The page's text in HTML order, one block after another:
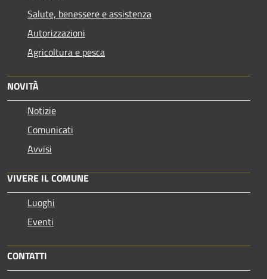
Salute, benessere e assistenza
Autorizzazioni
Agricoltura e pesca
NOVITÀ
Notizie
Comunicati
Avvisi
VIVERE IL COMUNE
Luoghi
Eventi
CONTATTI